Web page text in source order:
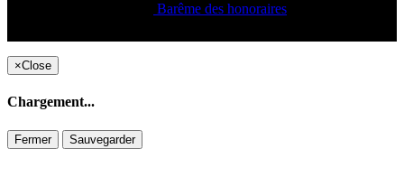
Barême des honoraires
×Close
Chargement...
Fermer Sauvegarder